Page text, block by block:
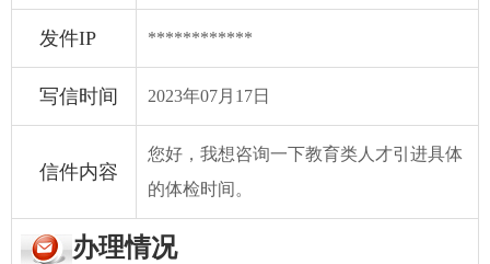
发件IP ************
写信时间 2023年07月17日
信件内容
您好，我想咨询一下教育类人才引进具体
的体检时间。
办理情况